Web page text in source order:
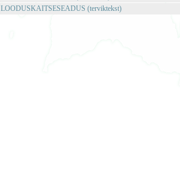
LOODUSKAITSESEADUS (terviktekst)